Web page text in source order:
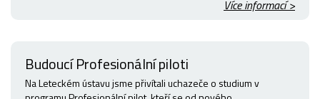
Více informací >
Budoucí Profesionální piloti
Na Leteckém ústavu jsme přivítali uchazeče o studium v